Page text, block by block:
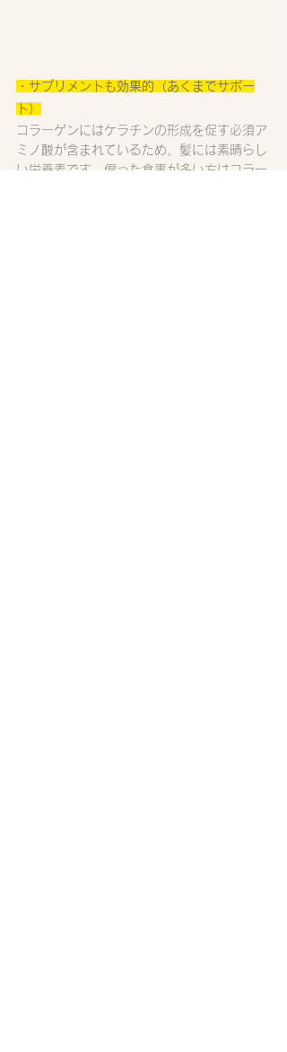
・サプリメントも効果的（あくまでサポー
ト）
コラーゲンにはケラチンの形成を促す必須ア
ミノ酸が含まれているため、髪には素晴らし
い栄養素です。偏った食事が多い方はコラー